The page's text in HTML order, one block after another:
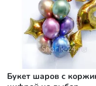
Букет шаров с